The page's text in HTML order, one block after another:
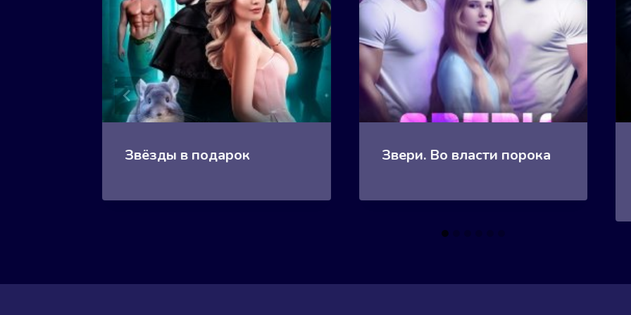
Звёзды в подарок Звери. Во власти порока